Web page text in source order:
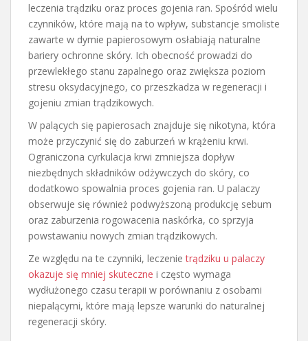
leczenia trądziku oraz proces gojenia ran. Spośród wielu
czynników, które mają na to wpływ, substancje smoliste
zawarte w dymie papierosowym osłabiają naturalne
bariery ochronne skóry. Ich obecność prowadzi do
przewlekłego stanu zapalnego oraz zwiększa poziom
stresu oksydacyjnego, co przeszkadza w regeneracji i
gojeniu zmian trądzikowych.
W palących się papierosach znajduje się nikotyna, która
może przyczynić się do zaburzeń w krążeniu krwi.
Ograniczona cyrkulacja krwi zmniejsza dopływ
niezbędnych składników odżywczych do skóry, co
dodatkowo spowalnia proces gojenia ran. U palaczy
obserwuje się również podwyższoną produkcję sebum
oraz zaburzenia rogowacenia naskórka, co sprzyja
powstawaniu nowych zmian trądzikowych.
Ze względu na te czynniki, leczenietrądziku u palaczy
okazuje się mniej skuteczne i często wymaga
wydłużonego czasu terapii w porównaniu z osobami
niepalącymi, które mają lepsze warunki do naturalnej
regeneracji skóry.